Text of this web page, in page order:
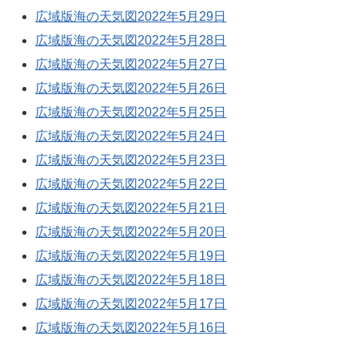
広域版海の天気図2022年5月29日
広域版海の天気図2022年5月28日
広域版海の天気図2022年5月27日
広域版海の天気図2022年5月26日
広域版海の天気図2022年5月25日
広域版海の天気図2022年5月24日
広域版海の天気図2022年5月23日
広域版海の天気図2022年5月22日
広域版海の天気図2022年5月21日
広域版海の天気図2022年5月20日
広域版海の天気図2022年5月19日
広域版海の天気図2022年5月18日
広域版海の天気図2022年5月17日
広域版海の天気図2022年5月16日